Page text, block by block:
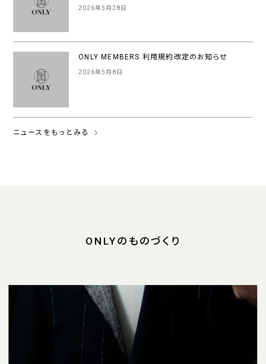
2026年5月28日
ONLY MEMBERS 利用規約改定のお知らせ
2026年5月8日
ニュースをもっとみる
ONLYのものづくり